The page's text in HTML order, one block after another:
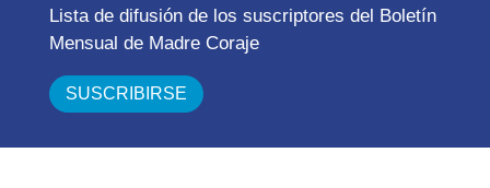
Lista de difusión de los suscriptores del Boletín
Mensual de Madre Coraje